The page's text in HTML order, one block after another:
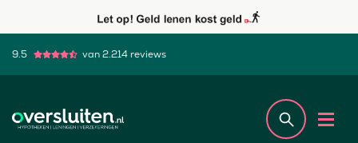
9.5 van 2.214 reviews